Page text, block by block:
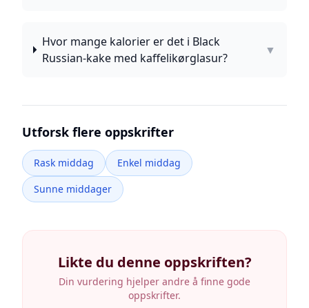
Hvor mange kalorier er det i Black
Russian-kake med kaffelikørglasur?
▼
Utforsk flere oppskrifter
Rask middag
Enkel middag
Sunne middager
Likte du denne oppskriften?
Din vurdering hjelper andre å finne gode
oppskrifter.